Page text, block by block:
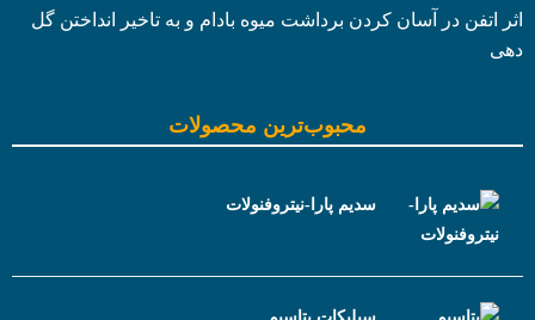
اثر اتفن در آسان کردن برداشت میوه بادام و به تاخیر انداختن گل
دهی
محبوب‌ترین محصولات
سدیم پارا-نیتروفنولات